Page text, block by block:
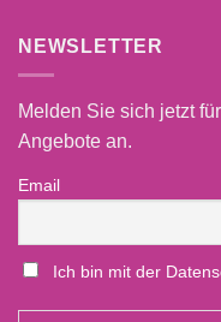
NEWSLETTER
Melden Sie sich jetzt
Angebote an.
Email
Ich bin mit der